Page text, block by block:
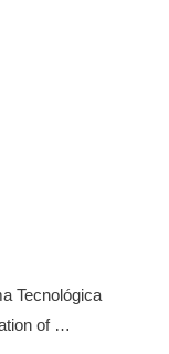
Tecnológica
of …